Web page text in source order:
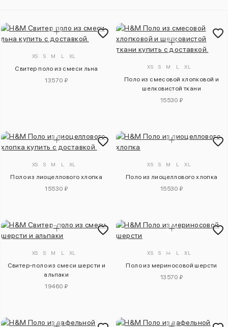
XS S M L XL
Свитер поло из смеси льна
13570 ₽
XS S M L XL
Поло из смесовой хлопковой и
шелковистой ткани
15530 ₽
XS S M L XL
Поло из лиоцеллового хлопка
15530 ₽
XS S M L XL
Поло из лиоцеллового хлопка
15530 ₽
XS S M L XL
Свитер-поло из смеси шерсти и
альпаки
19460 ₽
XS S M L XL
Поло из мериносовой шерсти
13570 ₽